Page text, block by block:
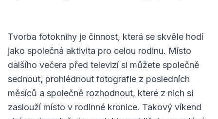
Tvorba fotoknihy je činnost, která se skvěle hodí
jako společná aktivita pro celou rodinu. Místo
dalšího večera před televizí si můžete společně
sednout, prohlédnout fotografie z posledních
měsíců a společně rozhodnout, které z nich si
zaslouží místo v rodinné kronice. Takový víkend